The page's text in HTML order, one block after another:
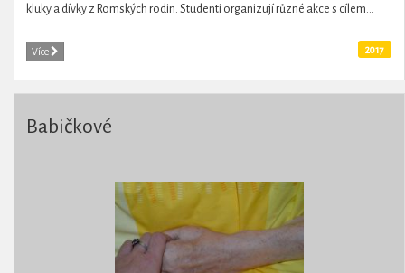
kluky a dívky z Romských rodin. Studenti organizují různé akce s cílem...
Více 2017
Babičkové